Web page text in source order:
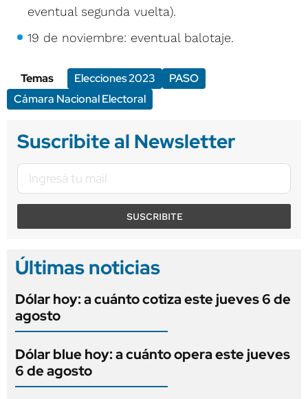
eventual segunda vuelta).
19 de noviembre: eventual balotaje.
Temas Elecciones 2023
PASO
Cámara Nacional Electoral
Suscribite al Newsletter
SUSCRIBITE
Últimas noticias
Dólar hoy: a cuánto cotiza este jueves 6 de
agosto
Dólar blue hoy: a cuánto opera este jueves
6 de agosto